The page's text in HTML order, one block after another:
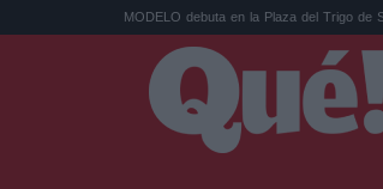
MODELO debuta en la Plaza del Trigo de Sonorama Ri...